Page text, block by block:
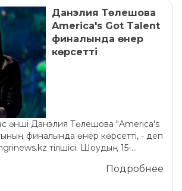
Данэлия Төлешова
America's Got Talent
финалында өнер
көрсетті
әнші Данэлия Төлешова "America's
финалында өнер көрсетті, - деп
тілшісі. Шоудың 15-...
Подробнее